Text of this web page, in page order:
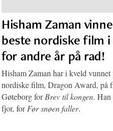
Hisham Zaman
beste nordiske film
for andre år på rad!
Hisham Zaman har i kveld vunnet
nordiske film, Dragon Award, på
Gøteborg forBrev til kongen. Han
fjor, forFør snøen faller.